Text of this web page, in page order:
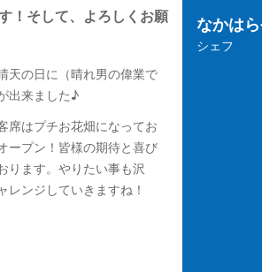
！そして、よろしくお願
天の日に（晴れ男の偉業で
出来ました♪
席はプチお花畑になってお
ープン！皆様の期待と喜び
ります。やりたい事も沢
レンジしていきますね！
なかは
シェフ